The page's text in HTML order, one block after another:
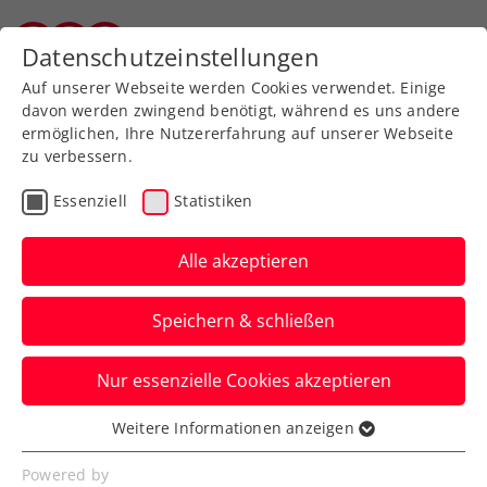
Zurück zur Newsübersicht
Turniere
LADIES OPEN Amstetten
2025 ein voller Erfolg
Das ITF-Turnier bringt volle Ränge, ein
rot-weiß-rotes Finale und starke Impulse
für Österreichs Tennis.
Verfasst von: Presseaussendung / Redaktion, 10.08.2025
Datenschutzeinstellungen
Auf unserer Webseite werden Cookies verwendet. Einige
davon werden zwingend benötigt, während es uns andere
ermöglichen, Ihre Nutzererfahrung auf unserer Webseite
zu verbessern.
Essenziell Statistiken
Alle akzeptieren
Speichern & schließen
Nur essenzielle Cookies akzeptieren
Essenziell
Essenzielle Cookies werden für grundlegende
Weitere Informationen anzeigen
Powered by